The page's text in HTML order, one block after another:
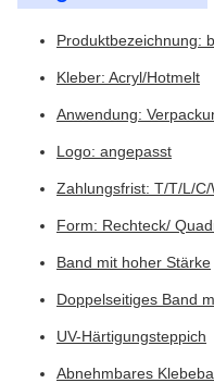
Produktbezeichnung:
Kleber: Acryl/Hotmelt
Anwendung:
Logo: angepasst
Zahlungsfrist: T/T/L/
Form: Rechteck/
Band mit hoher Stärke
Doppelseitiges Band
UV-Härtigungsteppich
Abnehmbares